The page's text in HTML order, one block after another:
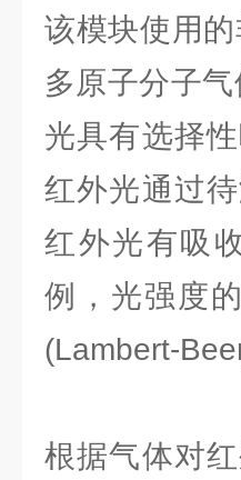
该模块使用
多原子分子
光具有选择
红外光通过
红外光有吸
例，光强度
(Lambert-
根据气体对